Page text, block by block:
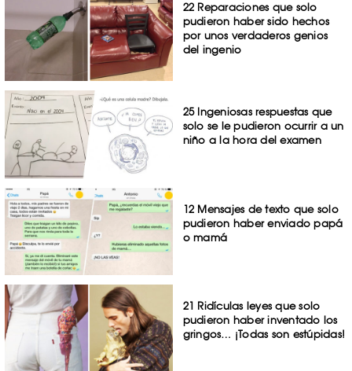
22 Reparaciones que solo
pudieron haber sido hechos
por unos verdaderos genios
del ingenio
25 Ingeniosas respuestas que
solo se le pudieron ocurrir a un
niño a la hora del examen
12 Mensajes de texto que solo
pudieron haber enviado papá
o mamá
21 Ridículas leyes que solo
pudieron haber inventado los
gringos… ¡Todas son estúpidas!